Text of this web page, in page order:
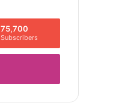
75,700
Subscribers